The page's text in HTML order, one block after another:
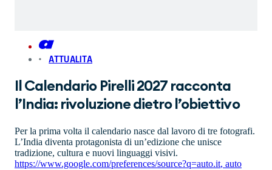
ATTUALITA
Il Calendario Pirelli 2027 racconta
l’India: rivoluzione dietro l’obiettivo
Per la prima volta il calendario nasce dal lavoro di tre fotografi.
L’India diventa protagonista di un’edizione che unisce
tradizione, cultura e nuovi linguaggi visivi.
https://www.google.com/preferences/source?q=auto.it, auto